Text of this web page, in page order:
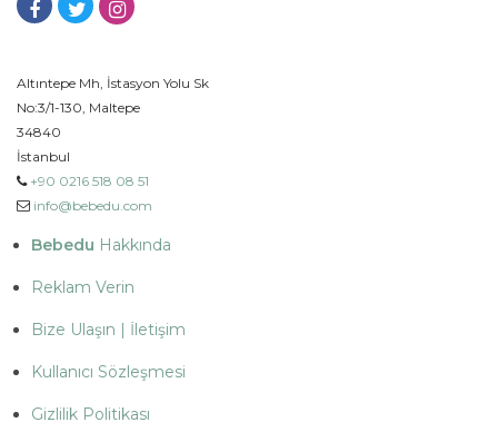
Altıntepe Mh, İstasyon Yolu Sk
No:3/1-130, Maltepe
34840
İstanbul
+90 0216 518 08 51
info@bebedu.com
Bebedu Hakkında
Reklam Verin
Bize Ulaşın | İletişim
Kullanıcı Sözleşmesi
Gizlilik Politikası